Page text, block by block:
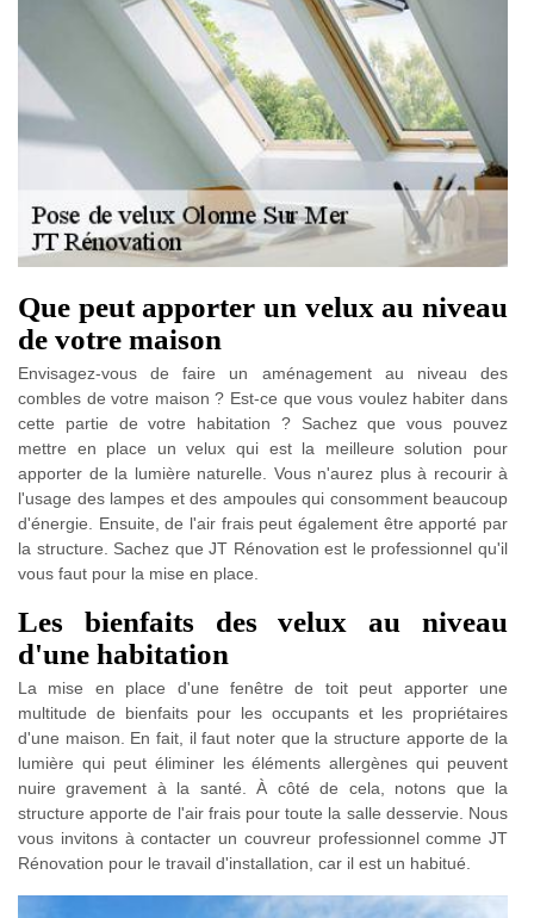
Que peut apporter un velux au niveau
de votre maison
Envisagez-vous de faire un aménagement au niveau des
combles de votre maison ? Est-ce que vous voulez habiter dans
cette partie de votre habitation ? Sachez que vous pouvez
mettre en place un velux qui est la meilleure solution pour
apporter de la lumière naturelle. Vous n'aurez plus à recourir à
l'usage des lampes et des ampoules qui consomment beaucoup
d'énergie. Ensuite, de l'air frais peut également être apporté par
la structure. Sachez que JT Rénovation est le professionnel qu'il
vous faut pour la mise en place.
Les bienfaits des velux au niveau
d'une habitation
La mise en place d'une fenêtre de toit peut apporter une
multitude de bienfaits pour les occupants et les propriétaires
d'une maison. En fait, il faut noter que la structure apporte de la
lumière qui peut éliminer les éléments allergènes qui peuvent
nuire gravement à la santé. À côté de cela, notons que la
structure apporte de l'air frais pour toute la salle desservie. Nous
vous invitons à contacter un couvreur professionnel comme JT
Rénovation pour le travail d'installation, car il est un habitué.